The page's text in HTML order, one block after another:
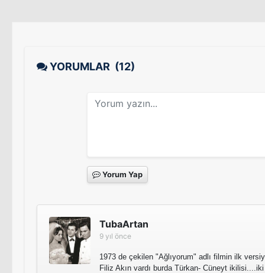
YORUMLAR (12)
Yorum Yap
TubaArtan
9 yıl önce
1973 de çekilen "Ağlıyorum" adlı filmin ilk
Filiz Akın vardı burda Türkan- Cüneyt